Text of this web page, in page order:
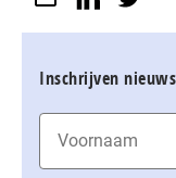
Inschrijven